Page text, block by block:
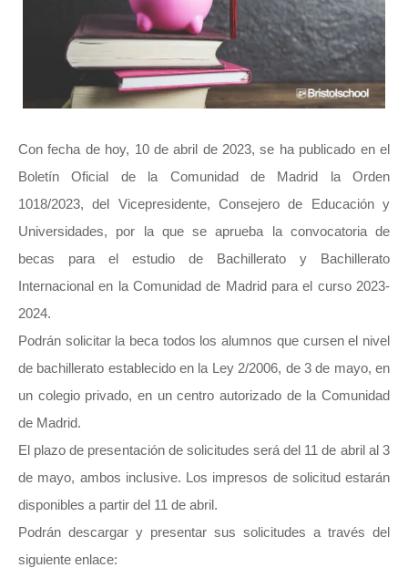
Con fecha de hoy, 10 de abril de 2023, se ha publicado en el
Boletín Oficial de la Comunidad de Madrid la Orden
1018/2023, del Vicepresidente, Consejero de Educación y
Universidades, por la que se aprueba la convocatoria de
becas para el estudio de Bachillerato y Bachillerato
Internacional en la Comunidad de Madrid para el curso 2023-
2024.
Podrán solicitar la beca todos los alumnos que cursen el nivel
de bachillerato establecido en la Ley 2/2006, de 3 de mayo, en
un colegio privado, en un centro autorizado de la Comunidad
de Madrid.
El plazo de presentación de solicitudes será del 11 de abril al 3
de mayo, ambos inclusive. Los impresos de solicitud estarán
disponibles a partir del 11 de abril.
Podrán descargar y presentar sus solicitudes a través del
siguiente enlace: